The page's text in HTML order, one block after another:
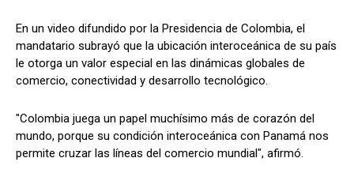
En un video difundido por la Presidencia de Colombia, el
mandatario subrayó que la ubicación interoceánica de su país
le otorga un valor especial en las dinámicas globales de
comercio, conectividad y desarrollo tecnológico.
"Colombia juega un papel muchísimo más de corazón del
mundo, porque su condición interoceánica con Panamá nos
permite cruzar las líneas del comercio mundial", afirmó.